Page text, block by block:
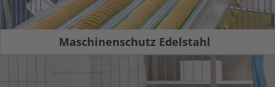
Maschinenschutz Edelstahl